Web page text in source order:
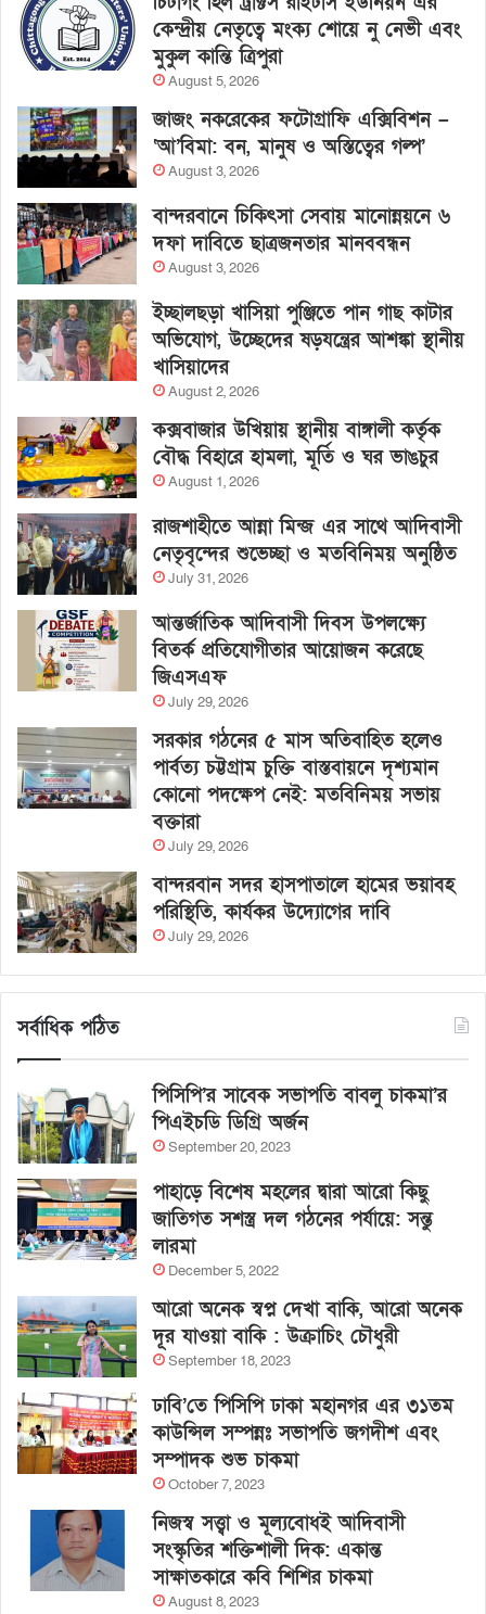
কেন্দ্রীয় নেতৃত্বে মংক্য শোয়ে নু নেভী এবং
মুকুল কান্তি ত্রিপুরা
August 5, 2026
জাজং নকরেকের ফটোগ্রাফি এক্সিবিশন –
‘আ’বিমা: বন, মানুষ ও অস্তিত্বের গল্প’
August 3, 2026
বান্দরবানে চিকিৎসা সেবায় মানোন্নয়নে ৬
দফা দাবিতে ছাত্রজনতার মানববন্ধন
August 3, 2026
ইচ্ছালছড়া খাসিয়া পুঞ্জিতে পান গাছ কাটার
অভিযোগ, উচ্ছেদের ষড়যন্ত্রের আশঙ্কা স্থানীয়
খাসিয়াদের
August 2, 2026
কক্সবাজার উখিয়ায় স্থানীয় বাঙ্গালী কর্তৃক
বৌদ্ধ বিহারে হামলা, মূর্তি ও ঘর ভাঙচুর
August 1, 2026
রাজশাহীতে আন্না মিন্জ এর সাথে আদিবাসী
নেতৃবৃন্দের শুভেচ্ছা ও মতবিনিময় অনুষ্ঠিত
July 31, 2026
আন্তর্জাতিক আদিবাসী দিবস উপলক্ষ্যে
বিতর্ক প্রতিযোগীতার আয়োজন করেছে
জিএসএফ
July 29, 2026
সরকার গঠনের ৫ মাস অতিবাহিত হলেও
পার্বত্য চট্টগ্রাম চুক্তি বাস্তবায়নে দৃশ্যমান
কোনো পদক্ষেপ নেই: মতবিনিময় সভায়
বক্তারা
July 29, 2026
বান্দরবান সদর হাসপাতালে হামের ভয়াবহ
পরিস্থিতি, কার্যকর উদ্যোগের দাবি
July 29, 2026
সর্বাধিক পঠিত
পিসিপি’র সাবেক সভাপতি বাবলু চাকমা’র
পিএইচডি ডিগ্রি অর্জন
September 20, 2023
পাহাড়ে বিশেষ মহলের দ্বারা আরো কিছু
জাতিগত সশস্ত্র দল গঠনের পর্যায়ে: সন্তু
লারমা
December 5, 2022
আরো অনেক স্বপ্ন দেখা বাকি, আরো অনেক
দূর যাওয়া বাকি : উক্রাচিং চৌধুরী
September 18, 2023
ঢাবি’তে পিসিপি ঢাকা মহানগর এর ৩১তম
কাউন্সিল সম্পন্নঃ সভাপতি জগদীশ এবং
সম্পাদক শুভ চাকমা
October 7, 2023
নিজস্ব সত্ত্বা ও মূল্যবোধই আদিবাসী
সংস্কৃতির শক্তিশালী দিক: একান্ত
সাক্ষাতকারে কবি শিশির চাকমা
August 8, 2023